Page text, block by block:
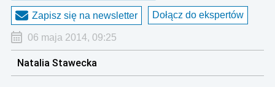
Zapisz się na newsletter Dołącz do ekspertów
06 maja 2014, 09:25
Natalia Stawecka